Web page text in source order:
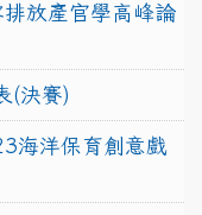
放產官學高峰論
(決賽)
海洋保育創意戲